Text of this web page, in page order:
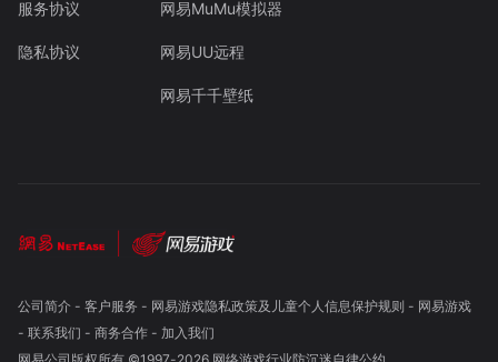
服务协议
隐私协议
网易MuMu模拟器
网易UU远程
网易千千壁纸
公司简介- 客户服务 - 网易游戏隐私政策及儿童个人信息保护规则 - 网易游戏
- 联系我们 - 商务合作- 加入我们